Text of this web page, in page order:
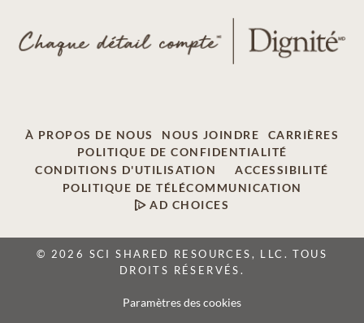
À PROPOS DE NOUS NOUS JOINDRE
CARRIÈRES
POLITIQUE DE CONFIDENTIALITÉ
CONDITIONS D'UTILISATION
ACCESSIBILITÉ
POLITIQUE DE TÉLÉCOMMUNICATION
AD CHOICES
© 2026 SCI SHARED RESOURCES, LLC. TOUS
DROITS RÉSERVÉS.
Paramètres des cookies